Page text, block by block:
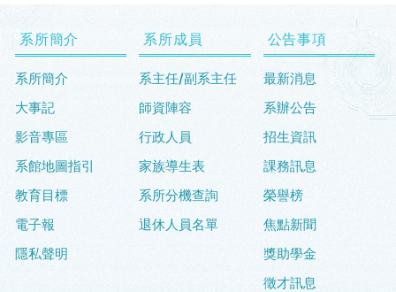
系所簡介
系所簡介
大事記
影音專區
系館地圖指引
教育目標
電子報
隱私聲明
系所成員
系主任/副系主任
師資陣容
行政人員
家族導生表
系所分機查詢
退休人員名單
公告事項
最新消息
系辦公告
招生資訊
課務訊息
榮譽榜
焦點新聞
獎助學金
徵才訊息